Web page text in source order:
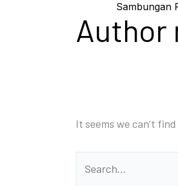
Sambungan
Author
It seems we can’t